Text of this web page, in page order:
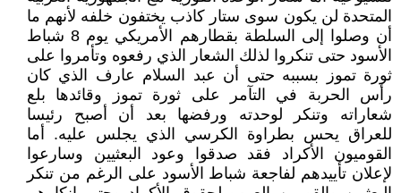
المتحدة لن يكون سوى ستار كاذب يختفون خلفه لأنهم ما
أن وصلوا إلى السلطة بقطارهم الأمريكي يوم 8 شباط
الأسود حتى تنكروا لذلك الشعار الذي رفعوه وتأمروا على
ثورة تموز بسببه حتى أن عبد السلام عارف الذي كان
رأس الحربة في التآمر على ثورة تموز وقائدها بلع
شعاراته وتنكر لوحدته ورفضها بعد أن أصبح رئيسا
للعراق يحس بطراوة الكرسي الذي يجلس عليه. أما
القوميون الأكراد فقد صدقوا وعود البعثيين وسارعوا
لإعلان تأييدهم لفاجعة شباط الأسود على الرغم من تنكر